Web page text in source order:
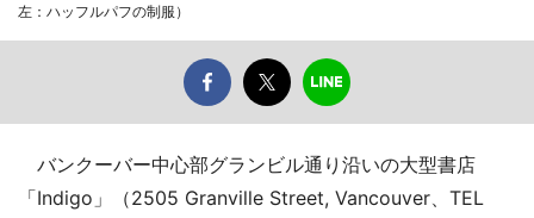
左：ハッフルパフの制服）
バンクーバー中心部グランビル通り沿いの大型書店
「Indigo」（2505 Granville Street, Vancouver、TEL